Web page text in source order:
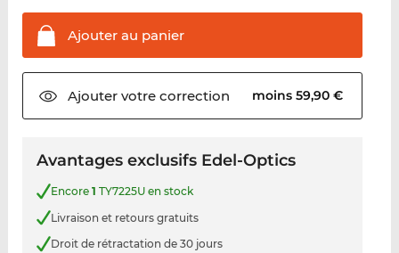
Ajouter au panier
Ajouter votrecorrection moins 59,90 €
Avantages exclusifs Edel-Optics
Encore 1 TY7225U en stock
Livraison et retours gratuits
Droit de rétractation de 30 jours